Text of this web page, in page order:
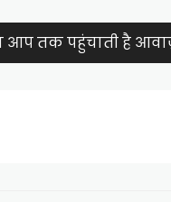
आप तक पहुंचाती है